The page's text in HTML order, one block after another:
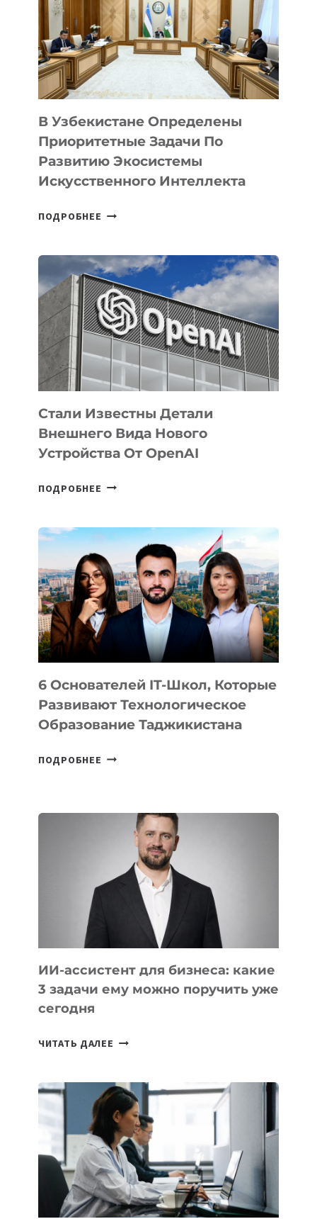
В Узбекистане Определены
Приоритетные Задачи По
Развитию Экосистемы
Искусственного Интеллекта
ПОДРОБНЕЕ
ПРИОРИТЕТНЫЕ
ЗАДАЧИ
ПО
РАЗВИТИЮ
ЭКОСИСТЕМЫ
ИСКУССТВЕННОГО
ИНТЕЛЛЕКТА
Стали Известны Детали
Внешнего Вида Нового
Устройства От OpenAI
ПОДРОБНЕЕ СТАЛИ
ВНЕШНЕГО
ВИДА
НОВОГО
УСТРОЙСТВА
ОТ
OPENAI
6 Основателей IT-Школ, Которые
Развивают Технологическое
Образование Таджикистана
ПОДРОБНЕЕ 6
КОТОРЫЕ
РАЗВИВАЮТ
ТЕХНОЛОГИЧЕСКОЕ
ОБРАЗОВАНИЕ
ТАДЖИКИСТАНА
ИИ-ассистент для бизнеса: какие
3 задачи ему можно поручить уже
сегодня
ЧИТАТЬ ДАЛЕЕ ИИ-
БИЗНЕСА:
КАКИЕ
3
ЗАДАЧИ
ЕМУ
МОЖНО
ПОРУЧИТЬ
УЖЕ